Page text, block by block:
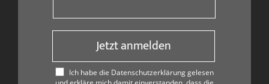
Jetzt anmelden
Ich habe die Datenschutzerklärung gelesen